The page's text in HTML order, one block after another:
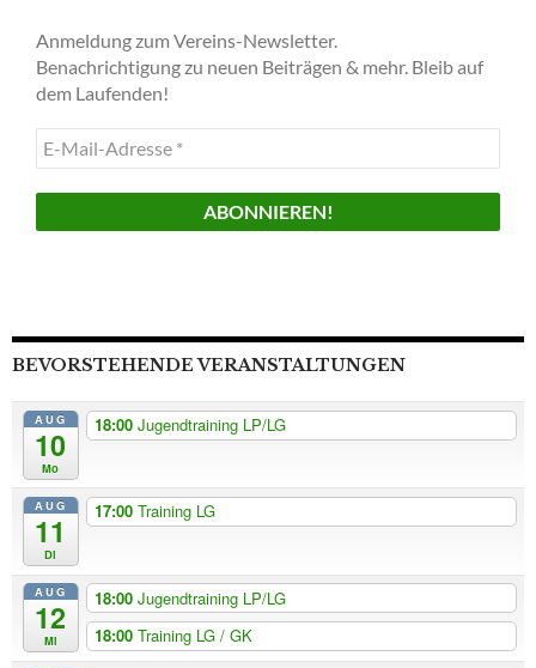
Anmeldung zum Vereins-Newsletter.
Benachrichtigung zu neuen Beiträgen & mehr. Bleib auf
dem Laufenden!
E-
Mail-
Adresse
BEVORSTEHENDE VERANSTALTUNGEN
AUG
10
Mo
18:00 Jugendtraining LP/LG
AUG
11
Di
17:00 Training LG
AUG
12
Mi
18:00 Jugendtraining LP/LG
18:00 Training LG / GK